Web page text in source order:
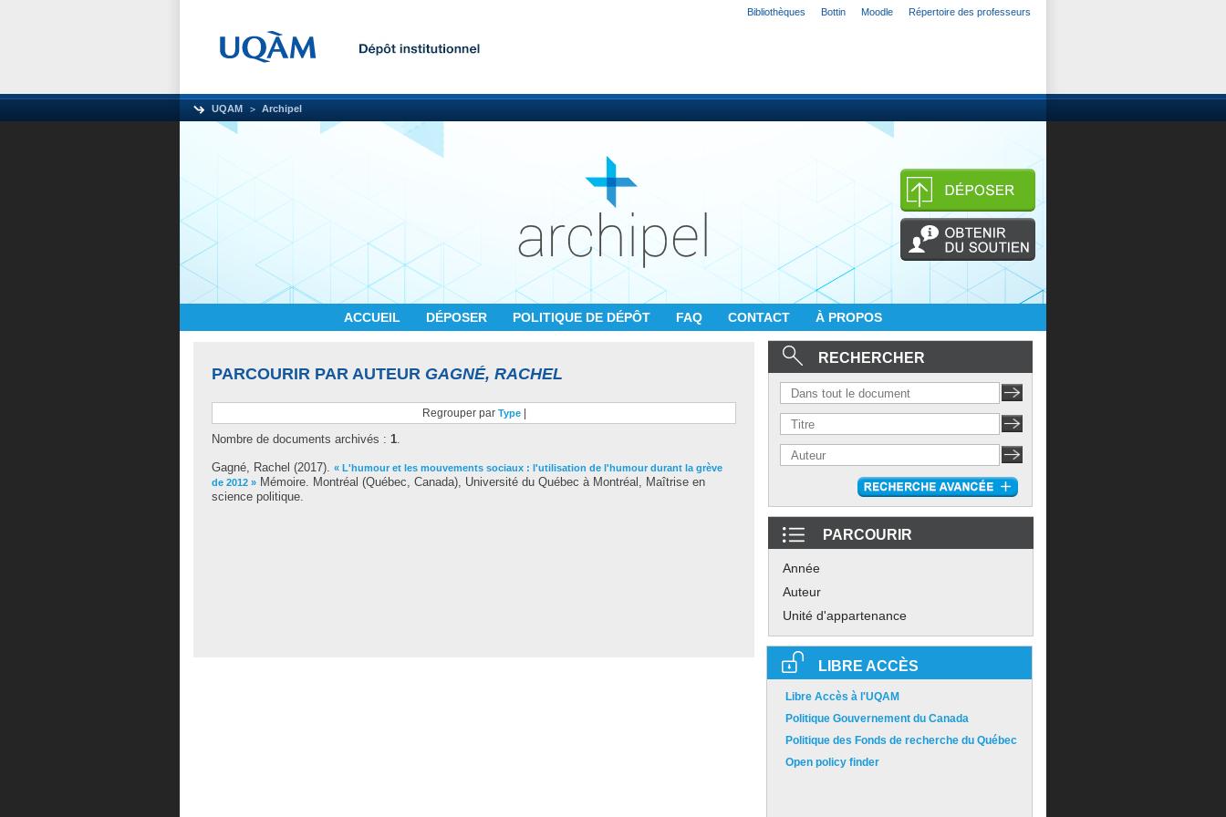
Bibliothèques Bottin Moodle Répertoire des professeurs
UQAM Archipel
ACCUEIL DÉPOSER POLITIQUE DE DÉPÔT FAQ CONTACT À PROPOS
PARCOURIR PAR AUTEUR GAGNÉ, RACHEL
Regrouper par Type
Nombre de documents archivés : 1.
Gagné, Rachel (2017). « L'humour et les mouvements sociaux : l'utilisation de l'humour durant la grève
de 2012 » Mémoire. Montréal (Québec, Canada), Université du Québec à Montréal, Maîtrise en
science politique.
RECHERCHER
PARCOURIR
Année
Auteur
Unité d'appartenance
LIBRE ACCÈS
Libre Accès à l'UQAM
Politique Gouvernement du Canada
Politique des Fonds de recherche du Québec
Open policy finder